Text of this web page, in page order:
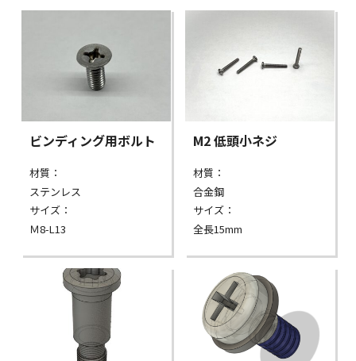
ビンディング用ボルト
材質：
ステンレス
サイズ：
Ｍ8-L13
M2 低頭小ネジ
材質：
合金鋼
サイズ：
全長15mm